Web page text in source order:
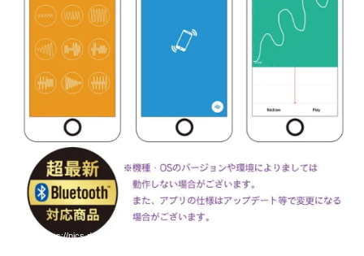
https://pics.dmm.co.jp/mono/goods/ho6920/ho6920jp-005.jpg